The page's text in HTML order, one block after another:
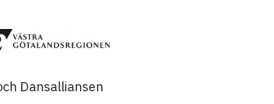
Dansalliansen